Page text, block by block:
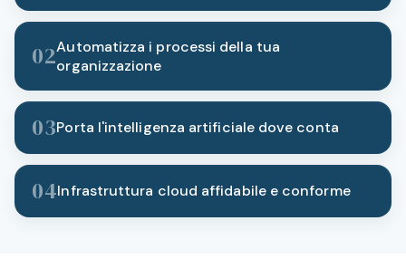
02Automatizza i processi della tua
organizzazione
03Porta l'intelligenza artificiale dove conta
04Infrastruttura cloud affidabile e conforme